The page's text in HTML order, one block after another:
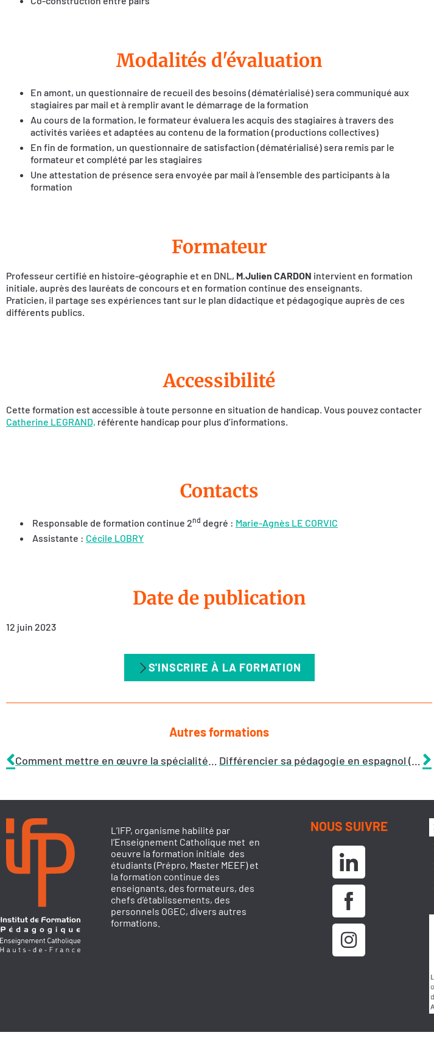
Modalités d'évaluation
En amont, un questionnaire de recueil des besoins (dématérialisé) sera communiqué aux
stagiaires par mail et à remplir avant le démarrage de la formation
Au cours de la formation, le formateur évaluera les acquis des stagiaires à travers des
activités variées et adaptées au contenu de la formation (productions collectives)
En fin de formation, un questionnaire de satisfaction (dématérialisé) sera remis par le
formateur et complété par les stagiaires
Une attestation de présence sera envoyée par mail à l’ensemble des participants à la
formation
Formateur
Professeur certifié en histoire-géographie et en DNL, M.Julien CARDON intervient en formation
initiale, auprès des lauréats de concours et en formation continue des enseignants.
Praticien, il partage ses expériences tant sur le plan didactique et pédagogique auprès de ces
différents publics.
Accessibilité
Cette formation est accessible à toute personne en situation de handicap. Vous pouvez contacter
Catherine LEGRAND, référente handicap pour plus d’informations.
Contacts
Responsable de formation continue 2nd degré : Marie-Agnès LE CORVIC
Assistante : Cécile LOBRY
Date de publication
12 juin 2023
S'INSCRIRE À LA FORMATION
Autres formations
L’IFP, organisme habilité par
l’Enseignement Catholique met en
oeuvre la formation initiale des
étudiants (Prépro, Master MEEF) et
la formation continue des
enseignants, des formateurs, des
chefs d’établissements, des
personnels OGEC, divers autres
formations.
NOUS SUIVRE